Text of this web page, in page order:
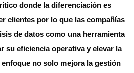
donde la diferenciación es
clientes por lo que las compañías
de datos como una herramienta
su eficiencia operativa y elevar la
no solo mejora la gestión